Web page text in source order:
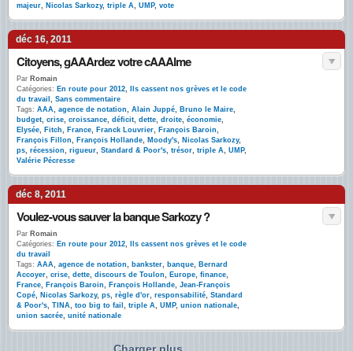
majeur, Nicolas Sarkozy, triple A, UMP, vote
déc 16, 2011
Citoyens, gAAArdez votre cAAAlme
Par Romain
Catégories: En route pour 2012,
Ils cassent nos grèves et le code
du travail , Sans commentaire
Tags: AAA, agence de notation, Alain Juppé, Bruno le Maire,
budget, crise, croissance, déficit, dette, droite, économie,
Elysée, Fitch, France, Franck Louvrier, François Baroin,
François Fillon, François Hollande, Moody's, Nicolas Sarkozy,
ps, récession, rigueur, Standard & Poor's, trésor, triple A, UMP,
Valérie Pécresse
déc 8, 2011
Voulez-vous sauver la banque Sarkozy ?
Par Romain
Catégories: En route pour 2012,
Ils cassent nos grèves et le code
du travail
Tags: AAA, agence de notation, bankster, banque, Bernard
Accoyer, crise, dette, discours de Toulon, Europe, finance,
France, François Baroin, François Hollande, Jean-François
Copé, Nicolas Sarkozy, ps, règle d'or, responsabilité, Standard
& Poor's, TINA, too big to fail , triple A, UMP, union nationale,
union sacrée, unité nationale